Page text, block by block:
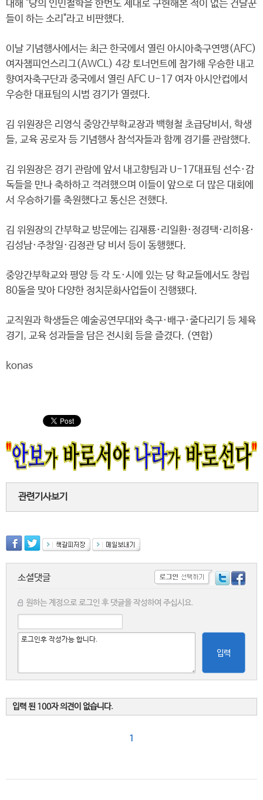
대해 "당의 인민철학을 한번도 제대로 구현해본 적이 없는 건달꾼
들이 하는 소리"라고 비판했다.
이날 기념행사에서는 최근 한국에서 열린 아시아축구연맹(AFC)
여자챔피언스리그(AWCL) 4강 토너먼트에 참가해 우승한 내고
향여자축구단과 중국에서 열린 AFC U-17 여자 아시안컵에서
우승한 대표팀의 시범 경기가 열렸다.
김 위원장은 리영식 중앙간부학교장과 백형철 초급당비서, 학생
들, 교육 공로자 등 기념행사 참석자들과 함께 경기를 관람했다.
김 위원장은 경기 관람에 앞서 내고향팀과 U-17대표팀 선수·감
독들을 만나 축하하고 격려했으며 이들이 앞으로 더 많은 대회에
서 우승하기를 축원했다고 통신은 전했다.
김 위원장의 간부학교 방문에는 김재룡·리일환·정경택·리히용·
김성남·주창일·김정관 당 비서 등이 동행했다.
중앙간부학교와 평양 등 각 도·시에 있는 당 학교들에서도 창립
80돌을 맞아 다양한 정치문화사업들이 진행됐다.
교직원과 학생들은 예술공연무대와 축구·배구·줄다리기 등 체육
경기, 교육 성과들을 담은 전시회 등을 즐겼다. (연합)
konas
관련기사보기
소셜댓글
원하는 계정으로 로그인 후 댓글을 작성하여 주십시요.
입력
입력 된 100자 의견이 없습니다.
1